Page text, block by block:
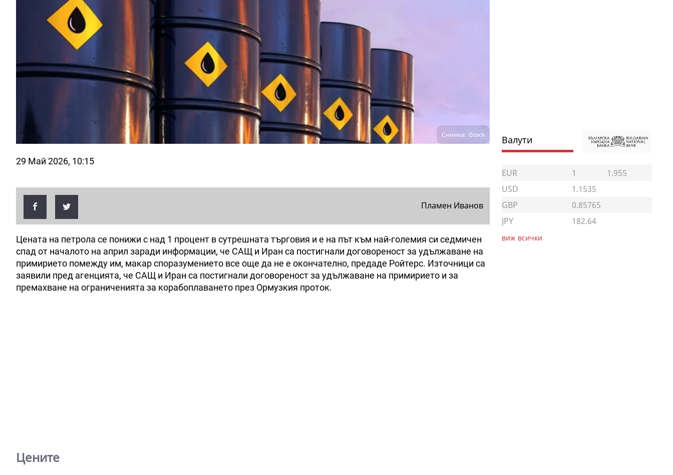
Снимка: iStock
29 Май 2026, 10:15
Пламен Иванов
Цената на петрола се понижи с над 1 процент в сутрешната търговия и е на път към най-големия си седмичен
спад от началото на април заради информации, че САЩ и Иран са постигнали договореност за удължаване на
примирието помежду им, макар споразумението все още да не е окончателно, предаде Ройтерс. Източници са
заявили пред агенцията, че САЩ и Иран са постигнали договореност за удължаване на примирието и за
премахване на ограниченията за корабоплаването през Ормузкия проток.
Цените
Валути
EUR 1
1.955
USD
1.1535
GBP
0.85765
JPY
182.64
виж всички